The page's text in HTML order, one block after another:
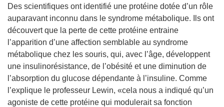
n
ê
t
r
e
)
Des scientifiques ont identifié une protéine dotée d’un rôle
auparavant inconnu dans le syndrome métabolique. Ils ont
découvert que la perte de cette protéine entraine
l’apparition d’une affection semblable au syndrome
métabolique chez les souris, qui, avec l’âge, développent
une insulinorésistance, de l’obésité et une diminution de
l’absorption du glucose dépendante à l’insuline. Comme
l’explique le professeur Lewin, «cela nous a indiqué qu’un
agoniste de cette protéine qui modulerait sa fonction